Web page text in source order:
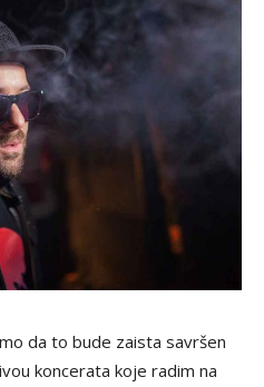
da to bude zaista savršen
koncerata koje radim na